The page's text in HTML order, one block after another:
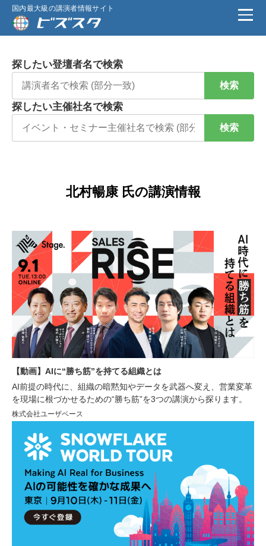
国内最大級の講演者情報サイト
探したい登壇者名で検索
検索
探したい主催社名で検索
検索
北村暢康 氏の講演情報
【動画】AIに“勝ち筋”を持てる組織とは
AI前提の時代に、組織の暗黙知やデータを武器へ変え、営業変革
を現場に根づかせるための“勝ち筋”を3つの講演から探ります。
株式会社ユーザベース